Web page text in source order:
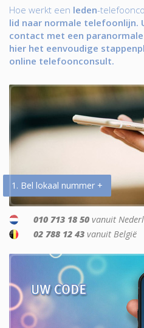
Hoe werkt een leden-
lid naar normale telefoonlijn.
contact met een
hier het eenvoudige
online telefoonconsult.
1. Bel lokaal nummer +
010 713 18 50 vanuit
02 788 12 43 vanuit België